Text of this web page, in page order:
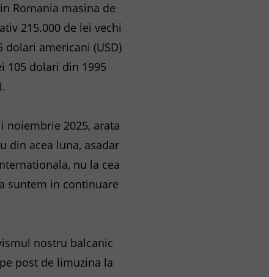
Romania masina de
215.000 de lei vechi
americani (USD)
105 dolari din 1995
noiembrie 2025, arata
din acea luna, asadar
nu la cea
suntem in continuare
nostru balcanic
post de limuzina la